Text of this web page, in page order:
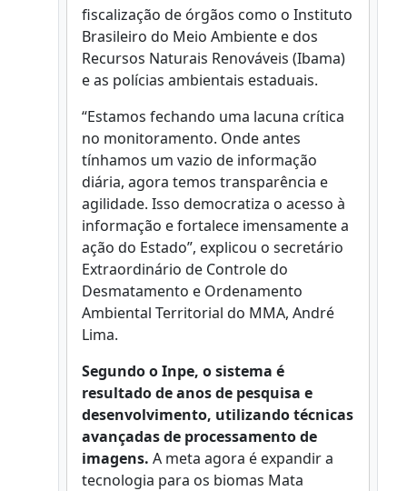
fiscalização de órgãos como o Instituto
Brasileiro do Meio Ambiente e dos
Recursos Naturais Renováveis (Ibama)
e as polícias ambientais estaduais.
“Estamos fechando uma lacuna crítica
no monitoramento. Onde antes
tínhamos um vazio de informação
diária, agora temos transparência e
agilidade. Isso democratiza o acesso à
informação e fortalece imensamente a
ação do Estado”, explicou o secretário
Extraordinário de Controle do
Desmatamento e Ordenamento
Ambiental Territorial do MMA, André
Lima.
Segundo o Inpe, o sistema é
resultado de anos de pesquisa e
desenvolvimento, utilizando técnicas
avançadas de processamento de
imagens. A meta agora é expandir a
tecnologia para os biomas Mata